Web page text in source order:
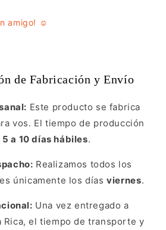
amigo! ☺️
de Fabricación y Envío
Este producto se fabrica
vos. El tiempo de producción
5 a 10 días hábiles.
Realizamos todos los
únicamente los díasviernes.
Una vez entregado a
Rica, el tiempo de transporte y